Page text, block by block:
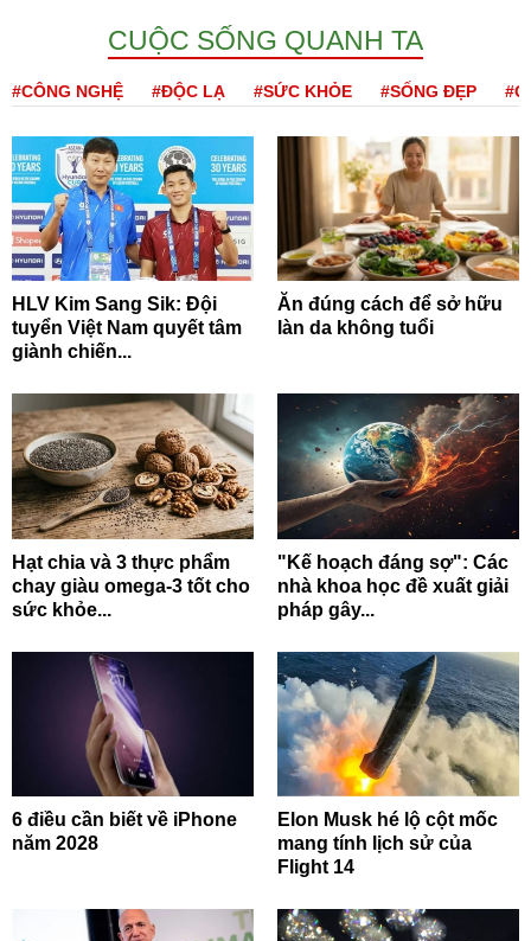
CUỘC SỐNG QUANH TA
#CÔNG NGHỆ #ĐỘC LẠ #SỨC KHỎE #SỐNG ĐẸP
HLV Kim Sang Sik: Đội
tuyển Việt Nam quyết tâm
giành chiến...
Ăn đúng cách để sở hữu
làn da không tuổi
Hạt chia và 3 thực phẩm
chay giàu omega-3 tốt cho
sức khỏe...
"Kế hoạch đáng sợ": Các
nhà khoa học đề xuất giải
pháp gây...
6 điều cần biết về iPhone
năm 2028
Elon Musk hé lộ cột mốc
mang tính lịch sử của
Flight 14